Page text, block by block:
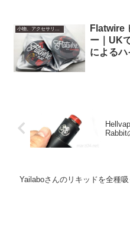
小物、アクセサリー、便利グッズ
Flatwire
ー｜UK
による
Rabbit
Yailaboさんのリキッドを全種